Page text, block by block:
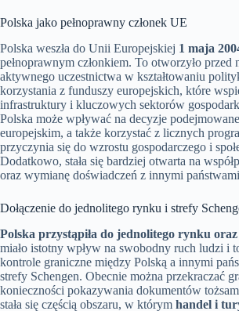
Polska jako pełnoprawny członek UE
Polska weszła do Unii Europejskiej 1 maja
pełnoprawnym członkiem. To otworzyło przed
aktywnego uczestnictwa w kształtowaniu
korzystania z funduszy europejskich, które
infrastruktury i kluczowych sektorów
Polska może wpływać na decyzje
europejskim, a także korzystać z licznych
przyczynia się do wzrostu gospodarczego i
Dodatkowo, stała się bardziej otwarta na
oraz wymianę doświadczeń z innymi
Dołączenie do jednolitego rynku i strefy
Polska przystąpiła do jednolitego rynku oraz
miało istotny wpływ na swobodny ruch ludzi i
kontrole graniczne między Polską a innymi
strefy Schengen. Obecnie można przekraczać
konieczności pokazywania dokumentów
stała się częścią obszaru, w którym handel i